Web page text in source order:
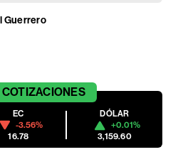
Guerrero
COTIZACIONES
EC
-3.56%
16.78
DÓLAR
+0.01%
3,159.60